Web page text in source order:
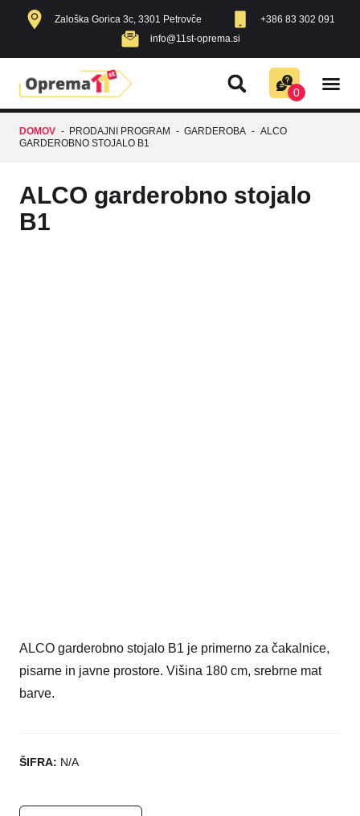
Zaloška Gorica 3c, 3301 Petrovče
+386 83 302 091
info@11st-oprema.si
0
DOMOV - PRODAJNI PROGRAM - GARDEROBA - ALCO
GARDEROBNO STOJALO B1
ALCO garderobno stojalo
B1
ALCO garderobno stojalo B1 je primerno za čakalnice,
pisarne in javne prostore. Višina 180 cm, srebrne mat
barve.
ŠIFRA: N/A